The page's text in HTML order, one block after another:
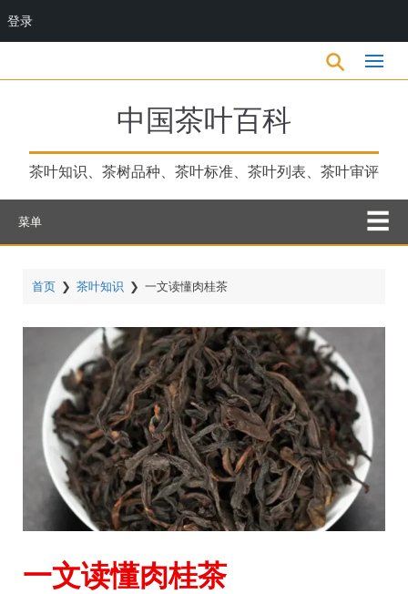
到
中国茶叶百科
茶叶知识、茶树品种、茶叶标准、茶叶列表、茶叶审评
菜单
首页 ❯ 茶叶知识 ❯ 一文读懂肉桂茶
一文读懂肉桂茶
登录